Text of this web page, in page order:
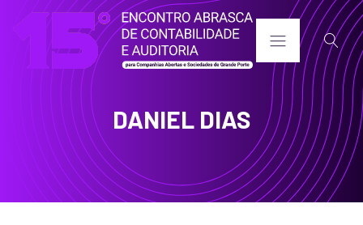
DANIEL DIAS